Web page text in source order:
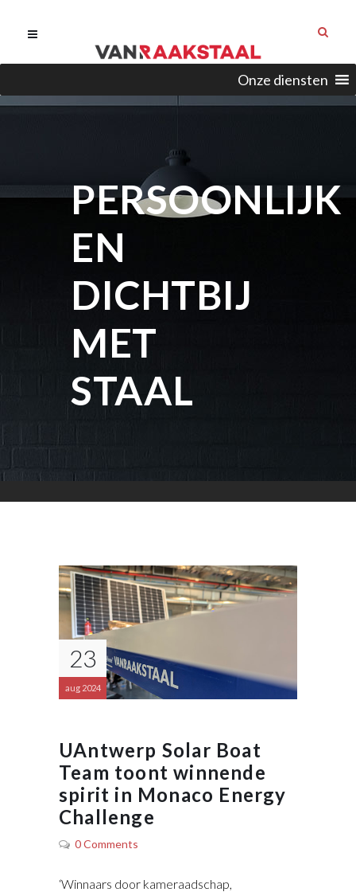
Onze diensten
PERSOONLIJK
EN
DICHTBIJ
MET
STAAL
23
aug 2024
UAntwerp Solar Boat
Team toont winnende
spirit in Monaco Energy
Challenge
0 Comments
‘Winnaars door kameraadschap,